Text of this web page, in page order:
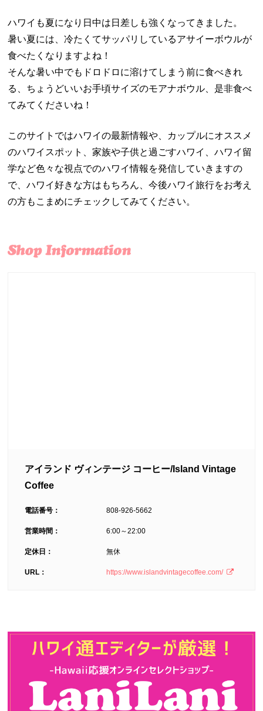
ハワイも夏になり日中は日差しも強くなってきました。
暑い夏には、冷たくてサッパリしているアサイーボウルが
食べたくなりますよね！
そんな暑い中でもドロドロに溶けてしまう前に食べきれ
る、ちょうどいいお手頃サイズのモアナボウル、是非食べ
てみてくださいね！
このサイトではハワイの最新情報や、カップルにオススメ
のハワイスポット、家族や子供と過ごすハワイ、ハワイ留
学など色々な視点でのハワイ情報を発信していきますの
で、ハワイ好きな方はもちろん、今後ハワイ旅行をお考え
の方もこまめにチェックしてみてください。
アイランド ヴィンテージ コーヒー/Island Vintage
Coffee
電話番号： 808-926-5662
営業時間： 6:00～22:00
定休日： 無休
URL： https://www.islandvintagecoffee.com/